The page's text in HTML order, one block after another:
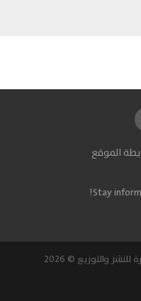
الموقع
Stay
والتوزيع © 2026